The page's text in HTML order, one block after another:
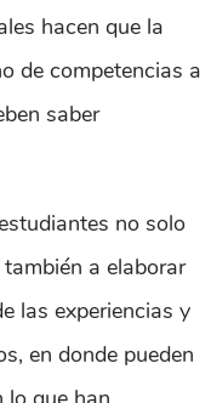
hacen que la
de competencias a
saber
no solo
a elaborar
las experiencias y
en donde pueden